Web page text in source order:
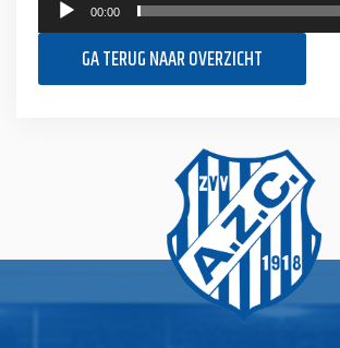
00:00
GA TERUG NAAR OVERZICHT